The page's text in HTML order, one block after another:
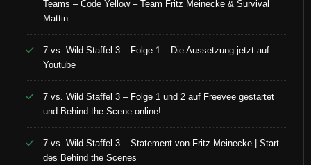
Teams – Code Yellow – Team Fritz Meinecke & Survival
Mattin
7 vs. Wild Staffel 3 – Folge 1 – Die Aussetzung jetzt auf
Youtube
7 vs. Wild Staffel 3 – Folge 1 und 2 auf Freevee gestartet
und Behind the Scene online!
7 vs. Wild Staffel 3 – Statement von Fritz Meinecke | Start
des Behind the Scenes